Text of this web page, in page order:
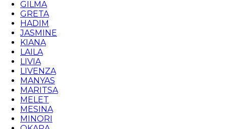
GILMA
GRETA
HADIM
JASMINE
KIANA
LAILA
LIVIA
LIVENZA
MANYAS
MARITSA
MELET
MESINA
MINORI